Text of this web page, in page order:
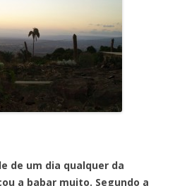
dia qualquer da
a babar muito. Segundo a